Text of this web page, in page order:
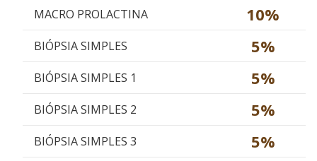
MACRO PROLACTINA 10%
BIÓPSIA SIMPLES 5%
BIÓPSIA SIMPLES 1 5%
BIÓPSIA SIMPLES 2 5%
BIÓPSIA SIMPLES 3 5%